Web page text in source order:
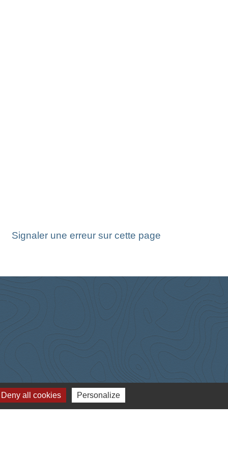
Signaler une erreur sur cette page
Deny all cookies Personalize